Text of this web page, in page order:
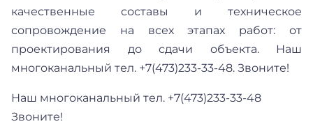
качественные составы и техническое
сопровождение на всех этапах работ: от
проектирования до сдачи объекта. Наш
многоканальный тел. +7(473)233-33-48. Звоните!
Наш многоканальный тел. +7(473)233-33-48
Звоните!